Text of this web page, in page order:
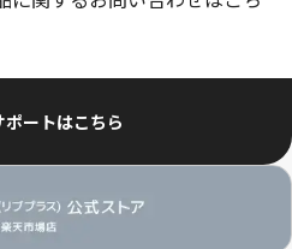
ポートはこちら